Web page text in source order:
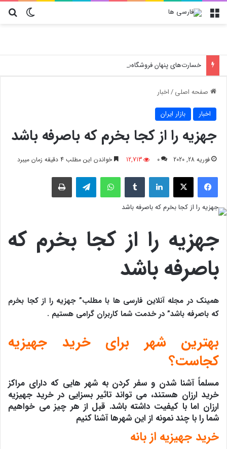
تغییر منو
خسارت‌های پنهان فروشگاه‌ها؛ چرا انتخاب کارتن پستی حیاتی است؟
صفحه اصلی/اخبار
اخبار بازار ایران
جهزیه را از کجا بخرم که باصرفه باشد
فوریه 28, 2020 0
12,713 خواندن این مطلب 4 دقیقه زمان میبرد
فیسبوک لینکدین واتس آپ
جهزیه را از کجا بخرم که
باصرفه باشد
همینک در مجله آنلاین فارسی ها با مطلب” جهزیه را از کجا بخرم
که باصرفه باشد” در خدمت شما کاربران گرامی هستیم .
بهترین شهر برای خرید جهیزیه
کجاست؟
مسلماً آشنا شدن و سفر کردن به شهر هایی که دارای مراکز
خرید ارزان هستند، می تواند تاثیر بسزایی در خرید جهیزیه
ارزان اما با کیفیت داشته باشد. قبل از هر چیز می خواهیم
شما را با چند نمونه از این شهرها آشنا کنیم
خرید جهیزیه از بانه